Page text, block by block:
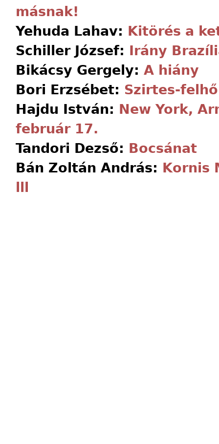
másnak!
Yehuda Lahav: Kitörés a
Schiller József: Irány
Bikácsy Gergely: A hiány
Bori Erzsébet: Szirtes-felhő
Hajdu István: New York,
február 17.
Tandori Dezső: Bocsánat
Bán Zoltán András: Kornis